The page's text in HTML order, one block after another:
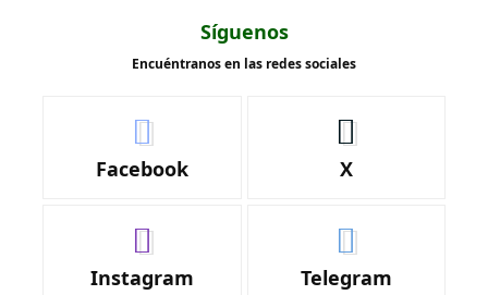
Síguenos
Encuéntranos en las redes sociales
Facebook X
Instagram Telegram